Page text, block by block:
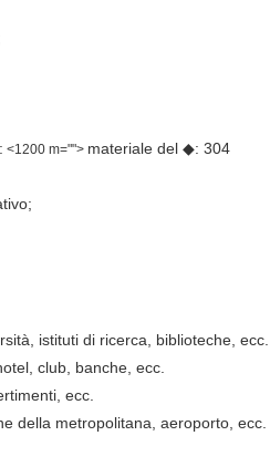
<1200 m=""> materiale del ◆: 304
istituti di ricerca, biblioteche, ecc.
club, banche, ecc.
ecc.
della metropolitana, aeroporto, ecc.